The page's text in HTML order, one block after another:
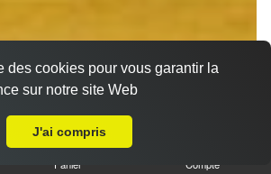
Panier Compte
des cookies pour vous garantir la
sur notre site Web
J'ai compris